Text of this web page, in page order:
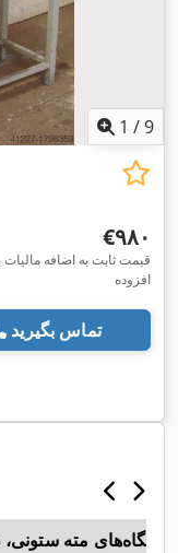
1 /9
‎€۹۸۰
قیمت ثابت به اضافه
افزوده
تماس بگیرید
دستگاه‌های مته ستونی،